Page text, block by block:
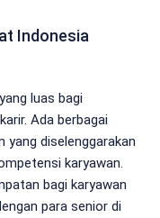
Indonesia
luas bagi
Ada berbagai
yang diselenggarakan
karyawan.
bagi karyawan
para senior di